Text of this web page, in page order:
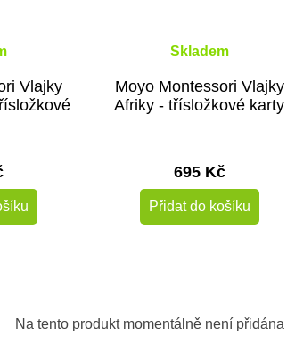
Vlajky
Skladem
Moyo Montessori Vlajky
Afriky - třísložkové karty
695 Kč
Přidat do košíku
Na tento produkt momentálně není